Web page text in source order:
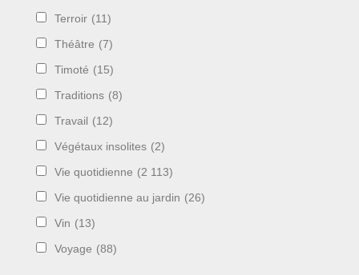
Terroir (11)
Théâtre (7)
Timoté (15)
Traditions (8)
Travail (12)
Végétaux insolites (2)
Vie quotidienne (2 113)
Vie quotidienne au jardin (26)
Vin (13)
Voyage (88)